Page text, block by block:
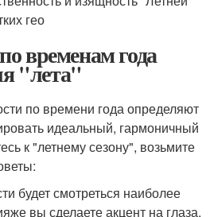
гео
временам года
"лета"
по времени года определяют
идеальный, гармоничный
к "летнему сезону", возьмите
будет смотреться наиболее
вы сделаете акцент на глаза.